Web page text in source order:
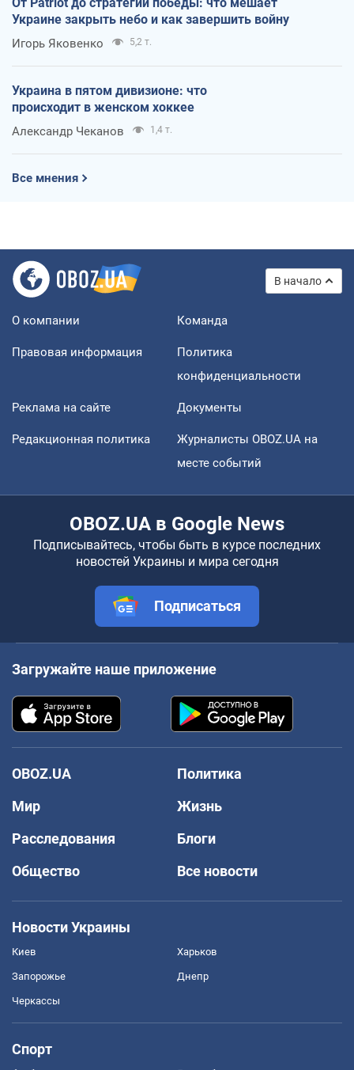
Украине закрыть небо и как завершить войну
Игорь Яковенко 5,2 т.
Украина в пятом дивизионе: что
происходит в женском хоккее
Александр Чеканов 1,4 т.
Все мнения
В начало
О компании Команда
Правовая информация
Политика
конфиденциальности
Реклама на сайте Документы
Редакционная политика
Журналисты OBOZ.UA на
месте событий
OBOZ.UA в Google News
Подписывайтесь, чтобы быть в курсе последних
новостей Украины и мира сегодня
Подписаться
Загружайте наше приложение
OBOZ.UA
Политика
Мир
Жизнь
Расследования
Блоги
Общество
Все новости
Новости Украины
Киев Харьков
Запорожье Днепр
Черкассы
Спорт